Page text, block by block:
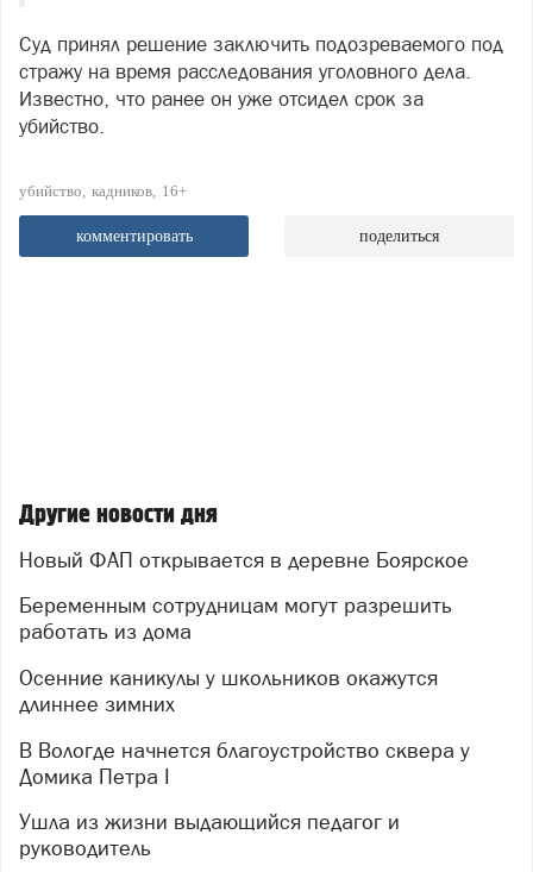
Суд принял решение заключить подозреваемого под
стражу на время расследования уголовного дела.
Известно, что ранее он уже отсидел срок за
убийство.
убийство кадников 16+
комментировать поделиться
Другие новости дня
Новый ФАП открывается в деревне Боярское
Беременным сотрудницам могут разрешить
работать из дома
Осенние каникулы у школьников окажутся
длиннее зимних
В Вологде начнется благоустройство сквера у
Домика Петра I
Ушла из жизни выдающийся педагог и
руководитель